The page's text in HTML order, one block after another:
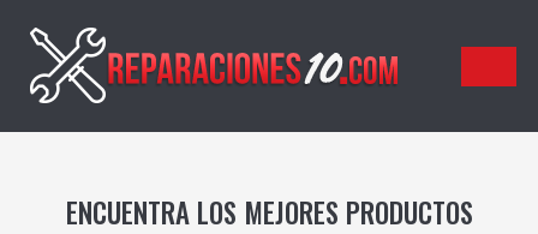
Reparaciones10.com
ENCUENTRA LOS MEJORES PRODUCTOS